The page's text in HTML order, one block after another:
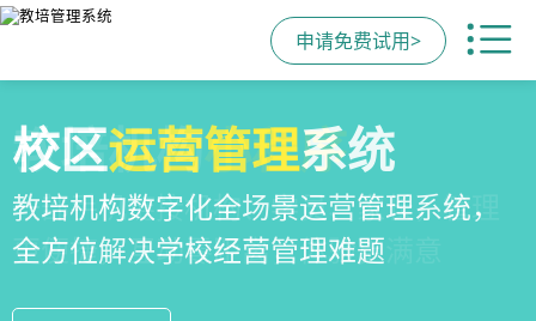
申请免费试用>
全场景招生方案
全场景招生方案+产品矩阵，帮助教育机
构低成本实现生源指数级增长
教培机构小程序
一部手机链接机构、学员、家长，管理
更便捷，互动零距离，体验更满意
校区运营管理系统
教培机构数字化全场景运营管理系统，
全方位解决学校经营管理难题